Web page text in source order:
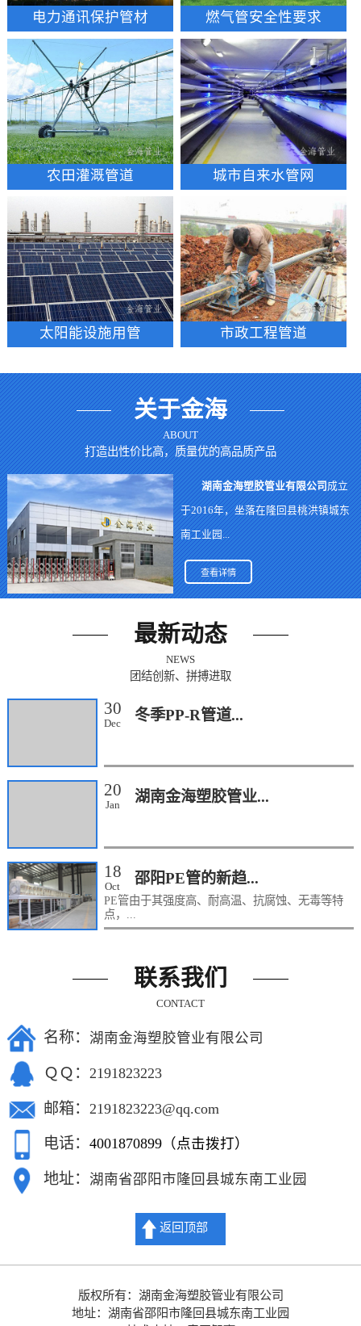
电力通讯保护管材 燃气管安全性要求
农田灌溉管道 城市自来水管网
太阳能设施用管 市政工程管道
关于金海
ABOUT
打造出性价比高，质量优的高品质产品
湖南金海塑胶管业有限公司成立
于2016年，坐落在隆回县桃洪镇城东
南工业园...
查看详情
最新动态
NEWS
团结创新、拼搏进取
30
Dec 冬季PP-R管道...
20
Jan 湖南金海塑胶管业...
18
Oct 邵阳PE管的新趋...
PE管由于其强度高、耐高温、抗腐蚀、无毒等特
点，...
联系我们
CONTACT
名称： 湖南金海塑胶管业有限公司
ＱＱ： 2191823223
邮箱： 2191823223@qq.com
电话： 4001870899（点击拨打）
地址： 湖南省邵阳市隆回县城东南工业园
返回顶部
版权所有：湖南金海塑胶管业有限公司
地址：湖南省邵阳市隆回县城东南工业园